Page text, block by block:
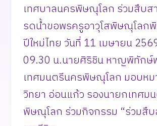
เทศบาลนครพิษณุโลก ร่วมสืบ
รดน้ำขอพรครูอาวุโสพิษณุโลก
ปีใหม่ไทย วันที่ 11 เมษายน
09.30 น.นายศิริชิน หาญพิทักษ์
เทศมนตรีนครพิษณุโลก มอบหม
วิทยา อ่อนแก้ว รองนายกเทศม
พิษณุโลก ร่วมกิจกรรม “ร่วมสืบ